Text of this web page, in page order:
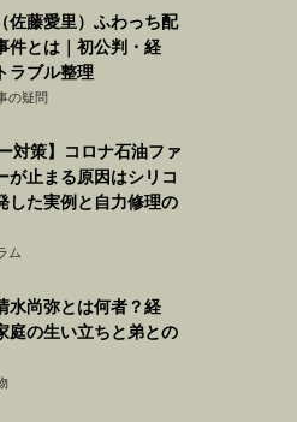
佐藤愛里）ふわっち配
件とは｜初公判・経
ラブル整理
の疑問
対策】コロナ石油ファ
が止まる原因はシリコ
した実例と自力修理の
ム
水尚弥とは何者？経
庭の生い立ちと弟との